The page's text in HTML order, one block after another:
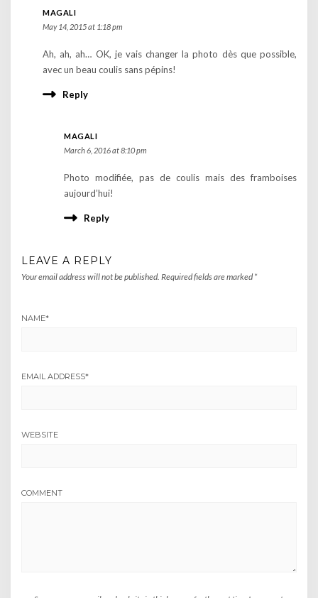
MAGALI
May 14, 2015 at 1:18 pm
Ah, ah, ah… OK, je vais changer la photo dès que possible,
avec un beau coulis sans pépins!
Reply
MAGALI
March 6, 2016 at 8:10 pm
Photo modifiée, pas de coulis mais des framboises
aujourd’hui!
Reply
LEAVE A REPLY
Your email address will not be published. Required fields are marked *
NAME*
EMAIL ADDRESS*
WEBSITE
COMMENT